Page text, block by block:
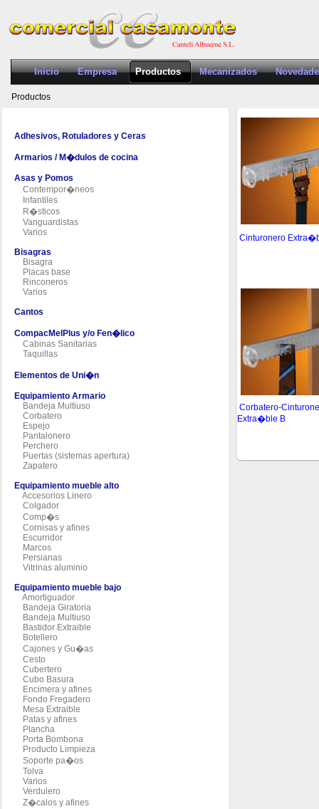
Inicio Empresa Productos Mecanizados
Productos
Adhesivos, Rotuladores y Ceras
Armarios / M�dulos de cocina
Asas y Pomos
Contempor�neos
Infantiles
R�sticos
Vanguardistas
Varios
Bisagras
Bisagra
Placas base
Rinconeros
Varios
Cantos
CompacMelPlus y/o Fen�lico
Cabinas Sanitarias
Taquillas
Elementos de Uni�n
Equipamiento Armario
Bandeja Multiuso
Corbatero
Espejo
Pantalonero
Perchero
Puertas (sistemas apertura)
Zapatero
Equipamiento mueble alto
Accesorios Linero
Colgador
Comp�s
Cornisas y afines
Escurridor
Marcos
Persianas
Vitrinas aluminio
Equipamiento mueble bajo
Amortiguador
Bandeja Giratoria
Bandeja Multiuso
Bastidor Extraible
Botellero
Cajones y Gu�as
Cesto
Cubertero
Cubo Basura
Encimera y afines
Fondo Fregadero
Mesa Extraible
Patas y afines
Plancha
Porta Bombona
Producto Limpieza
Soporte pa�os
Tolva
Varios
Verdulero
Z�calos y afines
Cinturonero
Corbatero-
Extra�ble B